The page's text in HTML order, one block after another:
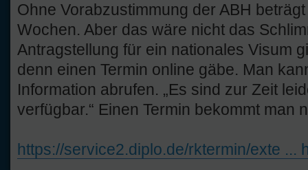
Ohne Vorabzustimmung der ABH
Wochen. Aber das wäre nicht das
Antragstellung für ein nationales Visum
denn einen Termin online gäbe. Man
Information abrufen. „Es sind zur Zeit
verfügbar.“ Einen Termin bekommt man
https://service2.diplo.de/rktermin/exte ...